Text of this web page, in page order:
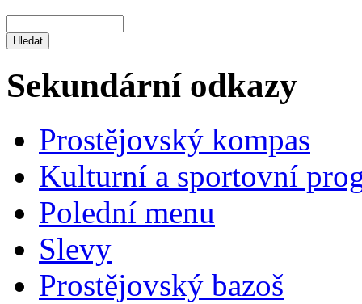
Sekundární odkazy
Prostějovský kompas
Kulturní a sportovní
Polední menu
Slevy
Prostějovský bazoš